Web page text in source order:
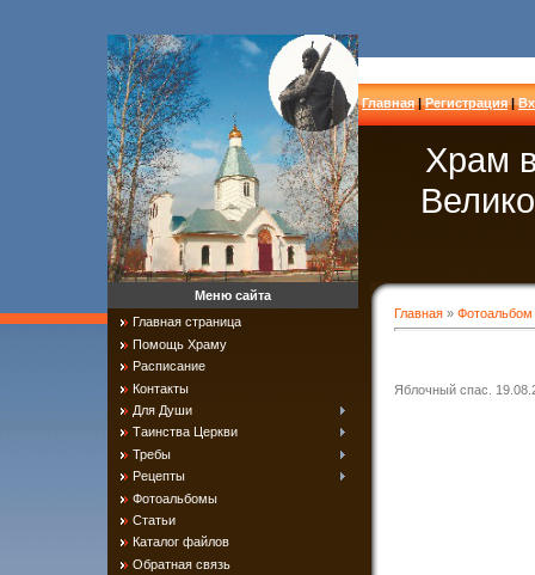
Главная|Регистрация|
Храм
Главная » Фотоальбом
Яблочный спас.
Меню сайта
Главная страница
Помощь Храму
Расписание
Контакты
Для Души
Таинства Церкви
Требы
Рецепты
Фотоальбомы
Статьи
Каталог файлов
Обратная связь